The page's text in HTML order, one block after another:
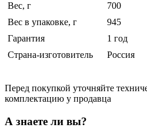
Вес, г
700
Вес в упаковке, г
945
Гарантия
1 год
Страна-изготовитель
Россия
Перед покупкой уточняйте
комплектацию у продавца
А знаете ли вы?